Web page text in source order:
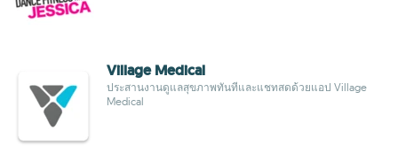
Village Medical
ประสานงานดูแลสุขภาพทันทีและแชทสดด้วยแอป Village
Medical